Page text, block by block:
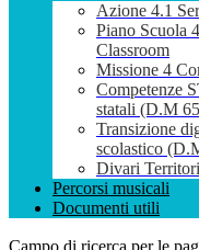
Azione 4.1
Piano Scuola
Classroom
Missione 4
Competenze
statali (D.M
Transizione
scolastico
Divari
Percorsi musicali
Documenti utili